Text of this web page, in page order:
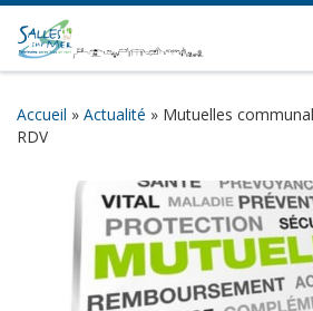
Skip to content
Accueil » Actualité » Mutuelles
RDV